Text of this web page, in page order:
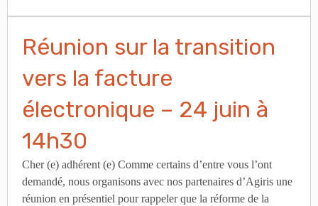
Réunion sur la transition
vers la facture
électronique – 24 juin à
14h30
Cher (e) adhérent (e) Comme certains d’entre vous l’ont
demandé, nous organisons avec nos partenaires d’Agiris une
réunion en présentiel pour rappeler que la réforme de la